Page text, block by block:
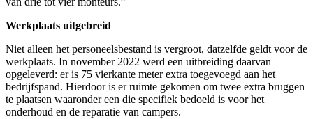
Werkplaats uitgebreid
Niet alleen het personeelsbestand is vergroot, datzelfde geldt voor de
werkplaats. In november 2022 werd een uitbreiding daarvan
opgeleverd: er is 75 vierkante meter extra toegevoegd aan het
bedrijfspand. Hierdoor is er ruimte gekomen om twee extra bruggen
te plaatsen waaronder een die specifiek bedoeld is voor het
onderhoud en de reparatie van campers.